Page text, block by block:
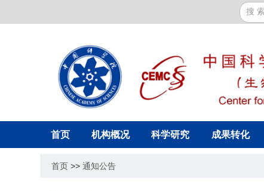
首页 机构概况 科学研究 成果转化
首页 >>通知公告